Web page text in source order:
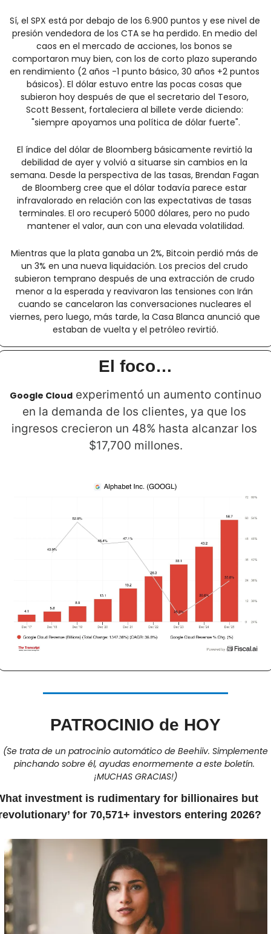
Sí, el SPX está por debajo de los 6.900 puntos y ese nivel de
presión vendedora de los CTA se ha perdido. En medio del
caos en el mercado de acciones, los bonos se
comportaron muy bien, con los de corto plazo superando
en rendimiento (2 años -1 punto básico, 30 años +2 puntos
básicos). El dólar estuvo entre las pocas cosas que
subieron hoy después de que el secretario del Tesoro,
Scott Bessent, fortaleciera al billete verde diciendo:
"siempre apoyamos una política de dólar fuerte".
El índice del dólar de Bloomberg básicamente revirtió la
debilidad de ayer y volvió a situarse sin cambios en la
semana. Desde la perspectiva de las tasas, Brendan Fagan
de Bloomberg cree que el dólar todavía parece estar
infravalorado en relación con las expectativas de tasas
terminales. El oro recuperó 5000 dólares, pero no pudo
mantener el valor, aun con una elevada volatilidad.
Mientras que la plata ganaba un 2%, Bitcoin perdió más de
un 3% en una nueva liquidación. Los precios del crudo
subieron temprano después de una extracción de crudo
menor a la esperada y reavivaron las tensiones con Irán
cuando se cancelaron las conversaciones nucleares el
viernes, pero luego, más tarde, la Casa Blanca anunció que
estaban de vuelta y el petróleo revirtió.
El foco…
Google Cloud experimentó un aumento continuo
en la demanda de los clientes, ya que los
ingresos crecieron un 48% hasta alcanzar los
$17,700 millones.
PATROCINIO de HOY
(Se trata de un patrocinio automático de Beehiiv. Simplemente
pinchando sobre él, ayudas enormemente a este boletín.
¡MUCHAS GRACIAS!)
investment is rudimentary for billionaires but
for 70,571+ investors entering 2026?